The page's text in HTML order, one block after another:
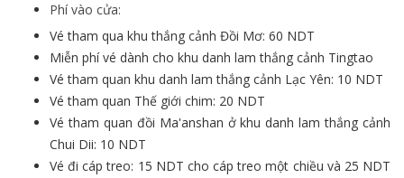
Phí vào cửa:
Vé tham qua khu thắng cảnh Đồi Mơ: 60 NDT
Miễn phí vé dành cho khu danh lam thắng cảnh Tingtao
Vé tham quan khu danh lam thắng cảnh Lạc Yên: 10 NDT
Vé tham quan Thế giới chim: 20 NDT
Vé tham quan đồi Ma'anshan ở khu danh lam thắng cảnh
Chui Dii: 10 NDT
Vé đi cáp treo: 15 NDT cho cáp treo một chiều và 25 NDT